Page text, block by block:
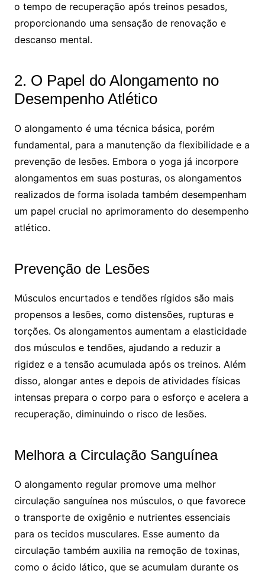
o tempo de recuperação após treinos pesados,
proporcionando uma sensação de renovação e
descanso mental.
2. O Papel do Alongamento no
Desempenho Atlético
O alongamento é uma técnica básica, porém
fundamental, para a manutenção da flexibilidade e a
prevenção de lesões. Embora o yoga já incorpore
alongamentos em suas posturas, os alongamentos
realizados de forma isolada também desempenham
um papel crucial no aprimoramento do desempenho
atlético.
Prevenção de Lesões
Músculos encurtados e tendões rígidos são mais
propensos a lesões, como distensões, rupturas e
torções. Os alongamentos aumentam a elasticidade
dos músculos e tendões, ajudando a reduzir a
rigidez e a tensão acumulada após os treinos. Além
disso, alongar antes e depois de atividades físicas
intensas prepara o corpo para o esforço e acelera a
recuperação, diminuindo o risco de lesões.
Melhora a Circulação Sanguínea
O alongamento regular promove uma melhor
circulação sanguínea nos músculos, o que favorece
o transporte de oxigênio e nutrientes essenciais
para os tecidos musculares. Esse aumento da
circulação também auxilia na remoção de toxinas,
como o ácido lático, que se acumulam durante os